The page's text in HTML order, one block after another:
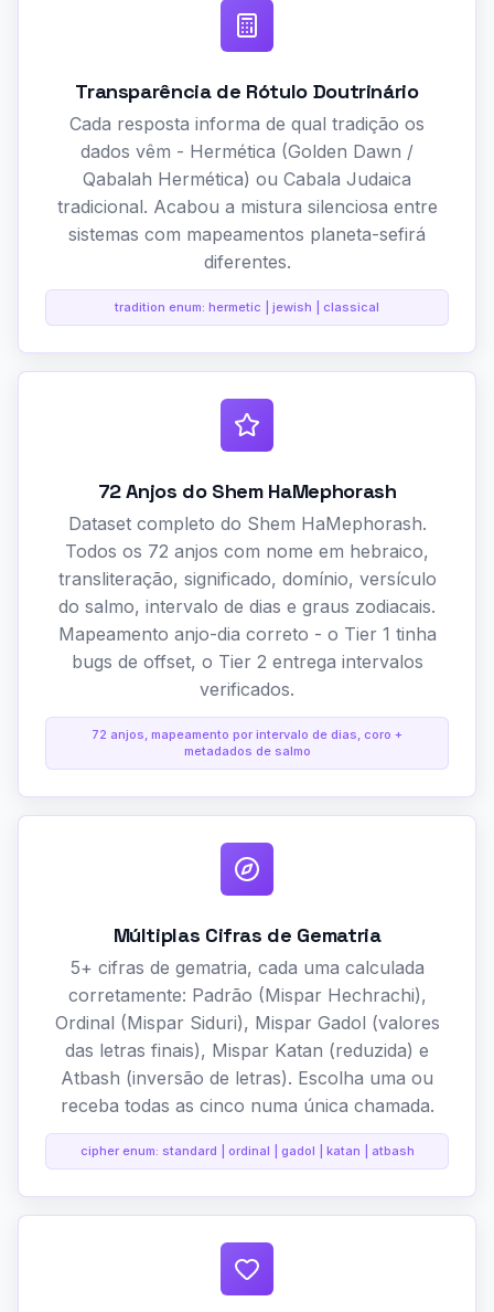
Transparência de Rótulo Doutrinário
Cada resposta informa de qual tradição os
dados vêm - Hermética (Golden Dawn /
Qabalah Hermética) ou Cabala Judaica
tradicional. Acabou a mistura silenciosa entre
sistemas com mapeamentos planeta-sefirá
diferentes.
tradition enum: hermetic | jewish | classical
72 Anjos do Shem HaMephorash
Dataset completo do Shem HaMephorash.
Todos os 72 anjos com nome em hebraico,
transliteração, significado, domínio, versículo
do salmo, intervalo de dias e graus zodiacais.
Mapeamento anjo-dia correto - o Tier 1 tinha
bugs de offset, o Tier 2 entrega intervalos
verificados.
72 anjos, mapeamento por intervalo de dias, coro +
metadados de salmo
Múltiplas Cifras de Gematria
5+ cifras de gematria, cada uma calculada
corretamente: Padrão (Mispar Hechrachi),
Ordinal (Mispar Siduri), Mispar Gadol (valores
das letras finais), Mispar Katan (reduzida) e
Atbash (inversão de letras). Escolha uma ou
receba todas as cinco numa única chamada.
cipher enum: standard | ordinal | gadol | katan | atbash